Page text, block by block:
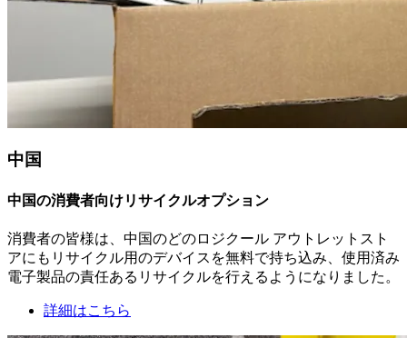
中国
中国の消費者向けリサイクルオプション
消費者の皆様は、中国のどのロジクール アウトレットスト
アにもリサイクル用のデバイスを無料で持ち込み、使用済み
電子製品の責任あるリサイクルを行えるようになりました。
詳細はこちら